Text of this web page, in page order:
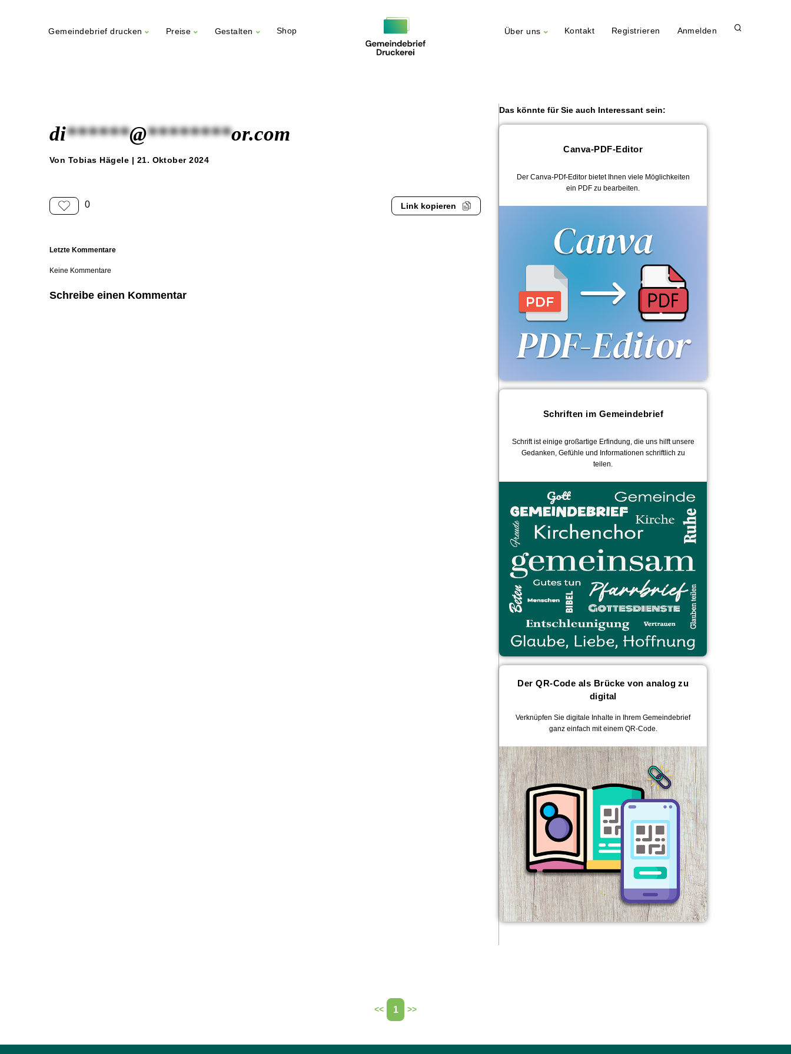
Gemeindebrief drucken Preise Gestalten Shop Über uns Kontakt Registrieren Anmelden
di******@********or.com
Von Tobias Hägele | 21. Oktober 2024
0 Link kopieren
Letzte Kommentare
Keine Kommentare
Schreibe einen Kommentar
Das könnte für Sie auch Interessant sein:
Canva-PDF-Editor
Der Canva-PDf-Editor bietet Ihnen viele Möglichkeiten
ein PDF zu bearbeiten.
Schriften im Gemeindebrief
Schrift ist einige großartige Erfindung, die uns hilft unsere
Gedanken, Gefühle und Informationen schriftlich zu
teilen.
Der QR-Code als Brücke von analog zu
digital
Verknüpfen Sie digitale Inhalte in Ihrem Gemeindebrief
ganz einfach mit einem QR-Code.
<< 1 >>